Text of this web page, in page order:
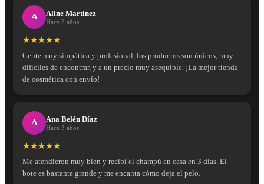
A Aline Martínez
Hace 3 años
★★★★★
Gente muy simpática y profesional, los productos son únicos, muy
difíciles de encontrar, y a un precio muy asequible. ¡La mejor tienda
de cosmética con envío!
A Ana Belén Díaz
Hace 3 años
★★★★★
Me atendieron muy bien y recibí el champú en casa en 3 días. El
bote es bastante grande y me encanta cómo deja el pelo.